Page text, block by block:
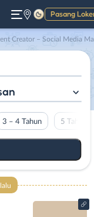
Pasang
Gelap
– Social Media Marketing di Alunicorn
3 – 4 Tahun 5 Tahun